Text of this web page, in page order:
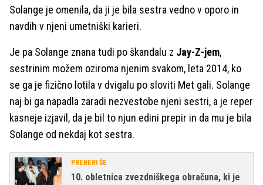
Solange je omenila, da ji je bila sestra vedno v oporo in
navdih v njeni umetniški karieri.
Je pa Solange znana tudi po škandalu z Jay-Z-jem,
sestrinim možem oziroma njenim svakom, leta 2014, ko
se ga je fizično lotila v dvigalu po sloviti Met gali. Solange
naj bi ga napadla zaradi nezvestobe njeni sestri, a je reper
kasneje izjavil, da je bil to njun edini prepir in da mu je bila
Solange od nekdaj kot sestra.
PREBERI ŠE
10. obletnica zvezdniškega obračuna, ki je